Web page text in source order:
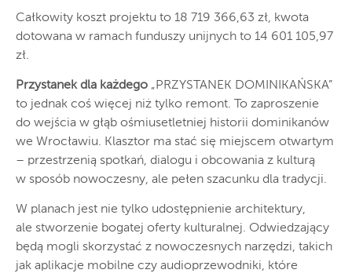
Całkowity koszt projektu to 18 719 366,63 zł, kwota
dotowana w ramach funduszy unijnych to 14 601 105,97
zł.
Przystanek dla każdego „PRZYSTANEK DOMINIKAŃSKA”
to jednak coś więcej niż tylko remont. To zaproszenie
do wejścia w głąb ośmiusetletniej historii dominikanów
we Wrocławiu. Klasztor ma stać się miejscem otwartym
– przestrzenią spotkań, dialogu i obcowania z kulturą
w sposób nowoczesny, ale pełen szacunku dla tradycji.
W planach jest nie tylko udostępnienie architektury,
ale stworzenie bogatej oferty kulturalnej. Odwiedzający
będą mogli skorzystać z nowoczesnych narzędzi, takich
jak aplikacje mobilne czy audioprzewodniki, które